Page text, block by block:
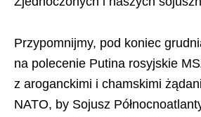
Przypomnijmy, pod koniec
na polecenie Putina rosyjskie
z aroganckimi i chamskimi
NATO, by Sojusz